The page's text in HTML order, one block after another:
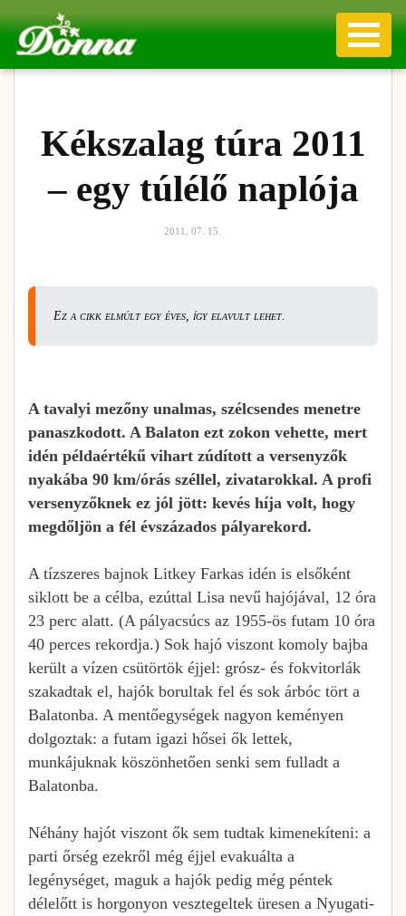
Kékszalag túra 2011
– egy túlélő naplója
2011. 07. 15.
Ez a cikk elmúlt egy éves, így elavult lehet.
A tavalyi mezőny unalmas, szélcsendes menetre
panaszkodott. A Balaton ezt zokon vehette, mert
idén példaértékű vihart zúdított a versenyzők
nyakába 90 km/órás széllel, zivatarokkal. A profi
versenyzőknek ez jól jött: kevés híja volt, hogy
megdőljön a fél évszázados pályarekord.
A tízszeres bajnok Litkey Farkas idén is elsőként
siklott be a célba, ezúttal Lisa nevű hajójával, 12 óra
23 perc alatt. (A pályacsúcs az 1955-ös futam 10 óra
40 perces rekordja.) Sok hajó viszont komoly bajba
került a vízen csütörtök éjjel: grósz- és fokvitorlák
szakadtak el, hajók borultak fel és sok árbóc tört a
Balatonba. A mentőegységek nagyon keményen
dolgoztak: a futam igazi hősei ők lettek,
munkájuknak köszönhetően senki sem fulladt a
Balatonba.
Néhány hajót viszont ők sem tudtak kimenekíteni: a
parti őrség ezekről még éjjel evakuálta a
legénységet, maguk a hajók pedig még péntek
délelőtt is horgonyon vesztegeltek üresen a Nyugati-